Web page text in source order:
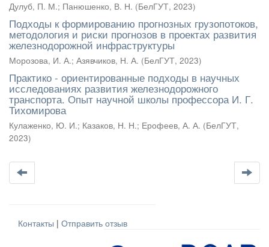
Дулуб, П. М.; Панюшенко, В. Н. (БелГУТ, 2023)
Подходы к формированию прогнозных грузопотоков,
методология и риски прогнозов в проектах развития
железнодорожной инфраструктуры
Морозова, И. А.; Азявчиков, Н. А. (БелГУТ, 2023)
Практико - ориентированные подходы в научных
исследованиях развития железнодорожного
транспорта. Опыт научной школы профессора И. Г.
Тихомирова
Кулаженко, Ю. И.; Казаков, Н. Н.; Ерофеев, А. А. (БелГУТ,
2023)
Контакты | Отправить отзыв